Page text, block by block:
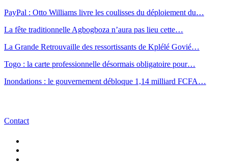
PayPal : Otto Williams livre les coulisses du déploiement du…
La fête traditionnelle Agbogboza n’aura pas lieu cette…
La Grande Retrouvaille des ressortissants de Kplélé Govié…
Togo : la carte professionnelle désormais obligatoire pour…
Inondations : le gouvernement débloque 1,14 milliard FCFA…
Contact